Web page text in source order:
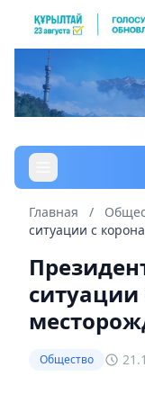
Главная /
ситуации с
ситуации
Общество